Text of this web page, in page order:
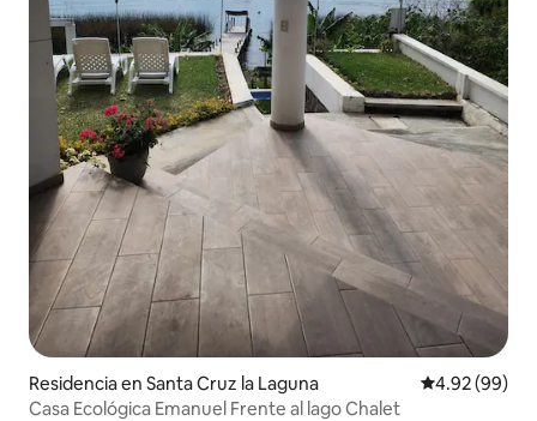
Residencia en Santa Cruz la Laguna Calificación
4.92 (99)
Casa Ecológica Emanuel Frente al lago Chalet